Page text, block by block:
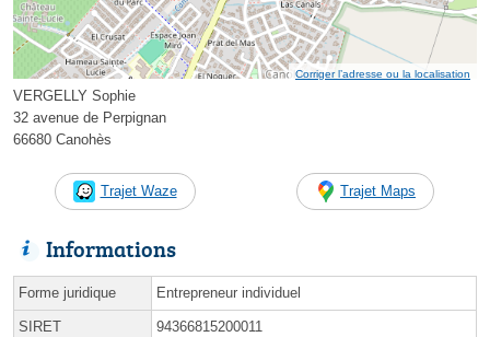
Corriger l’adresse ou la localisation
VERGELLY Sophie
32 avenue de Perpignan
66680 Canohès
Trajet Waze Trajet Maps
Informations
Forme juridique Entrepreneur individuel
SIRET 94366815200011